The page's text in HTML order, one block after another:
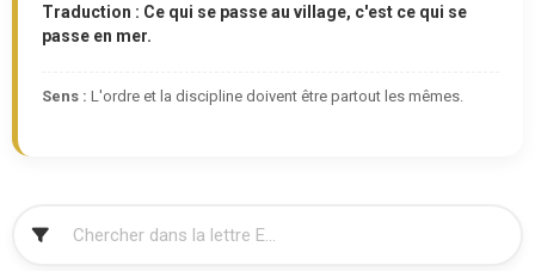
Traduction : Ce qui se passe au village, c'est ce qui se
passe en mer.
Sens : L'ordre et la discipline doivent être partout les mêmes.